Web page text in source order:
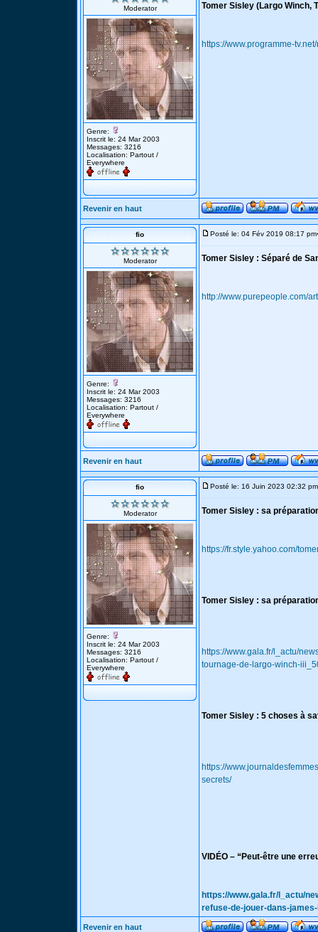
Moderator
Genre:
Inscrit le: 24 Mar 2003
Messages: 3216
Localisation: Partout /
Everywhere
Tomer Sisley (Largo Winch,
https://www.programme-
Revenir en haut
fio
Moderator
Genre:
Inscrit le: 24 Mar 2003
Messages: 3216
Localisation: Partout /
Everywhere
Posté le: 04 Fév 2019 08:17 pm
Tomer Sisley : Séparé de
http://www.purepeople.com/
Revenir en haut
fio
Moderator
Genre:
Inscrit le: 24 Mar 2003
Messages: 3216
Localisation: Partout /
Everywhere
Posté le: 16 Juin 2023 02:32 pm
Tomer Sisley : sa
https://fr.style.yahoo.com/
Tomer Sisley : sa
https://www.gala.fr/l_actu/
tournage-de-largo-winch-
Tomer Sisley : 5 choses à
https://
secrets/
VIDÉO – “Peut-être une
https://www.gala.fr/l_actu/
refuse-de-jouer-dans-
Revenir en haut